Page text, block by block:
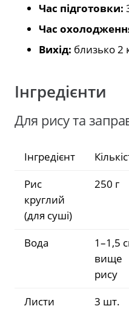
Час підготовки:
Час
Вихід: близько 2
Інгредієнти
Для рису та
Інгредієнт
Рис
круглий
(для суші)
250 г
Вода
1–1,5
вище
рису
Листи
3 шт.